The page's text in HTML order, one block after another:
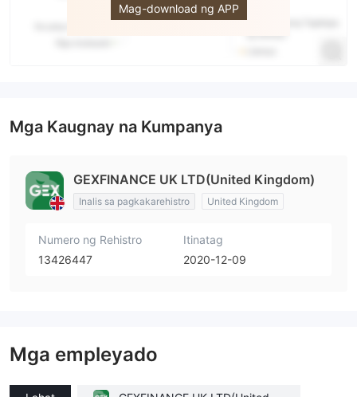
Mag-download ng APP
Mga Kaugnay na Kumpanya
GEXFINANCE UK LTD(United Kingdom)
Inalis sa pagkakarehistro United Kingdom
Numero ng Rehistro
13426447
Itinatag
2020-12-09
Mga empleyado